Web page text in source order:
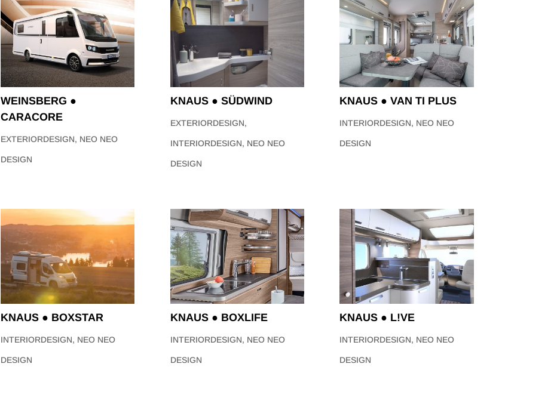
WEINSBERG ●
CARACORE
EXTERIORDESIGN, NEO NEO
DESIGN
KNAUS ● SÜDWIND
EXTERIORDESIGN,
INTERIORDESIGN, NEO NEO
DESIGN
KNAUS ● VAN TI PLUS
INTERIORDESIGN, NEO NEO
DESIGN
KNAUS ● BOXSTAR
INTERIORDESIGN, NEO NEO
DESIGN
KNAUS ● BOXLIFE
INTERIORDESIGN, NEO NEO
DESIGN
KNAUS ● L!VE
INTERIORDESIGN, NEO NEO
DESIGN